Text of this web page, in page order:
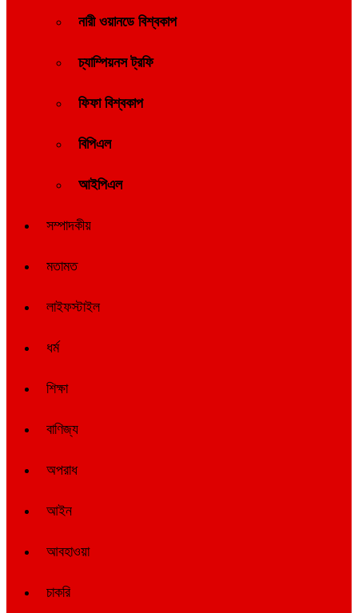
নারী ওয়ানডে বিশ্বকাপ
চ্যাম্পিয়নস ট্রফি
ফিফা বিশ্বকাপ
বিপিএল
আইপিএল
সম্পাদকীয়
মতামত
লাইফস্টাইল
ধর্ম
শিক্ষা
বাণিজ্য
অপরাধ
আইন
আবহাওয়া
চাকরি